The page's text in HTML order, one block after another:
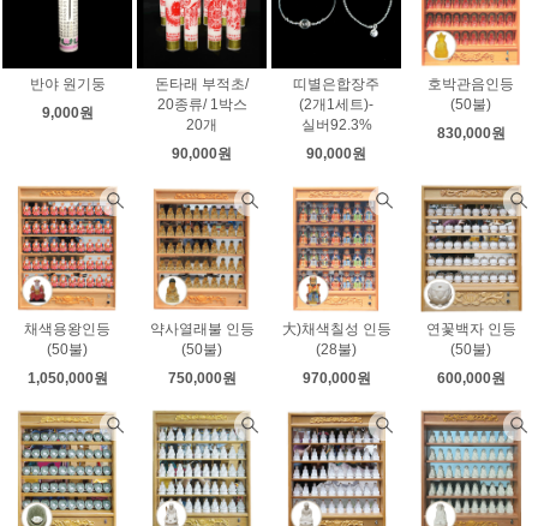
반야 원기둥
9,000원
돈타래 부적초/
20종류/ 1박스
20개
90,000원
띠별은합장주
(2개1세트)-
실버92.3%
90,000원
호박관음인등
(50불)
830,000원
채색용왕인등
(50불)
1,050,000원
약사열래불 인등
(50불)
750,000원
大)채색칠성 인등
(28불)
970,000원
연꽃백자 인등
(50불)
600,000원